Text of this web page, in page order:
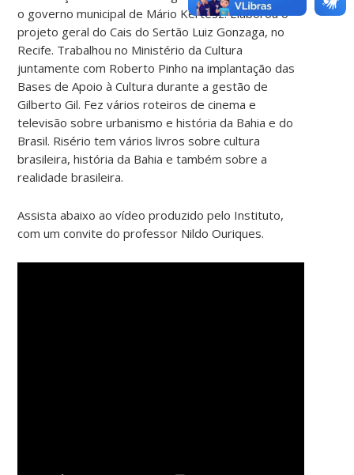
o governo municipal de Mário Kertész. Elaborou o
projeto geral do Cais do Sertão Luiz Gonzaga, no
Recife. Trabalhou no Ministério da Cultura
juntamente com Roberto Pinho na implantação das
Bases de Apoio à Cultura durante a gestão de
Gilberto Gil. Fez vários roteiros de cinema e
televisão sobre urbanismo e história da Bahia e do
Brasil. Risério tem vários livros sobre cultura
brasileira, história da Bahia e também sobre a
realidade brasileira.
Assista abaixo ao vídeo produzido pelo Instituto,
com um convite do professor Nildo Ouriques.